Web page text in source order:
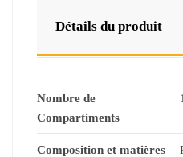
Détails du produit
Nombre de
Compartiments
1
Composition et matières